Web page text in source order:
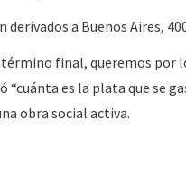
derivados a Buenos Aires,
final, queremos por
“cuánta es la plata que se
obra social activa.